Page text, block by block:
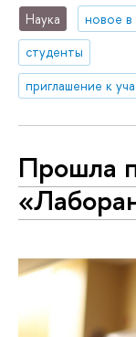
Наука
новое
студенты
приглашение к
Прошла